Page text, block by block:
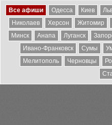
Все афиши Одесса Киев
Николаев
Херсон Житомир
Минск
Анапа Луганск
Ивано-Франковск
Сумы
Мелитополь
Черновцы